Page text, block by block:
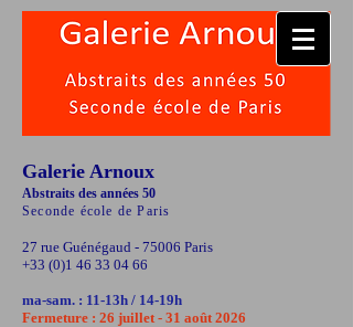
Galerie Arnoux
Abstraits des années 50
Seconde école de Paris
27 rue Guénégaud - 75006 Paris
+33 (0)1 46 33 04 66
ma-sam. : 11-13h / 14-19h
Fermeture : 26 juillet - 31 août 2026